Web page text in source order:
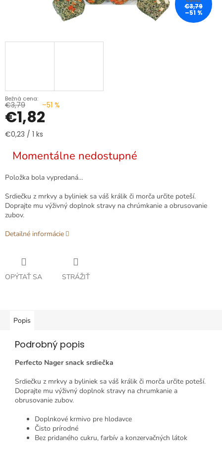
€3,79
–51 %
€3,79 –51 %
€1,82
Jednotková
€0,23 / 1 ks
Momentálne nedostupné
Položka bola vypredaná…
Srdiečku z mrkvy a byliniek sa váš králik či morča určite poteší.
Doprajte mu výživný doplnok stravy na chrúmkanie a obrusovanie
zubov.
Detailné informácie
OPÝTAŤ SA STRÁŽIŤ
Popis
Podrobný popis
Perfecto Nager snack srdiečka
Srdiečku z mrkvy a byliniek sa váš králik či morča určite poteší.
Doprajte mu výživný doplnok stravy na chrumkanie a
obrusovanie zubov.
Doplnkové krmivo pre hlodavce
Čisto prírodné
Bez pridaného cukru, farbív a konzervačných látok